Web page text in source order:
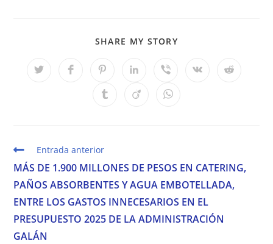
SHARE MY STORY
Se
Se Se
en
una
Se
en
una
Se
en
una
Se Se
Se Se Se
Leer
más
artículos
Entrada anterior
MÁS DE 1.900 MILLONES DE PESOS EN CATERING,
PAÑOS ABSORBENTES Y AGUA EMBOTELLADA,
ENTRE LOS GASTOS INNECESARIOS EN EL
PRESUPUESTO 2025 DE LA ADMINISTRACIÓN
GALÁN